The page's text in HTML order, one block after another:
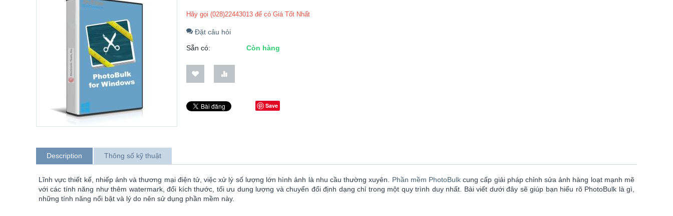
Hãy gọi (028)22443013 để có Giá Tốt Nhất
Đặt câu hỏi
Sẵn có:
Còn hàng
Save
Description Thông số kỹ thuật
Lĩnh vực thiết kế, nhiếp ảnh và thương mại điện tử, việc xử lý số lượng lớn hình ảnh là nhu cầu thường xuyên. Phần mềm PhotoBulkcung cấp giải pháp chỉnh sửa ảnh hàng loạt mạnh mẽ
với các tính năng như thêm watermark, đổi kích thước, tối ưu dung lượng và chuyển đổi định dạng chỉ trong một quy trình duy nhất. Bài viết dưới đây sẽ giúp bạn hiểu rõ PhotoBulk là gì,
những tính năng nổi bật và lý do nên sử dụng phần mềm này.